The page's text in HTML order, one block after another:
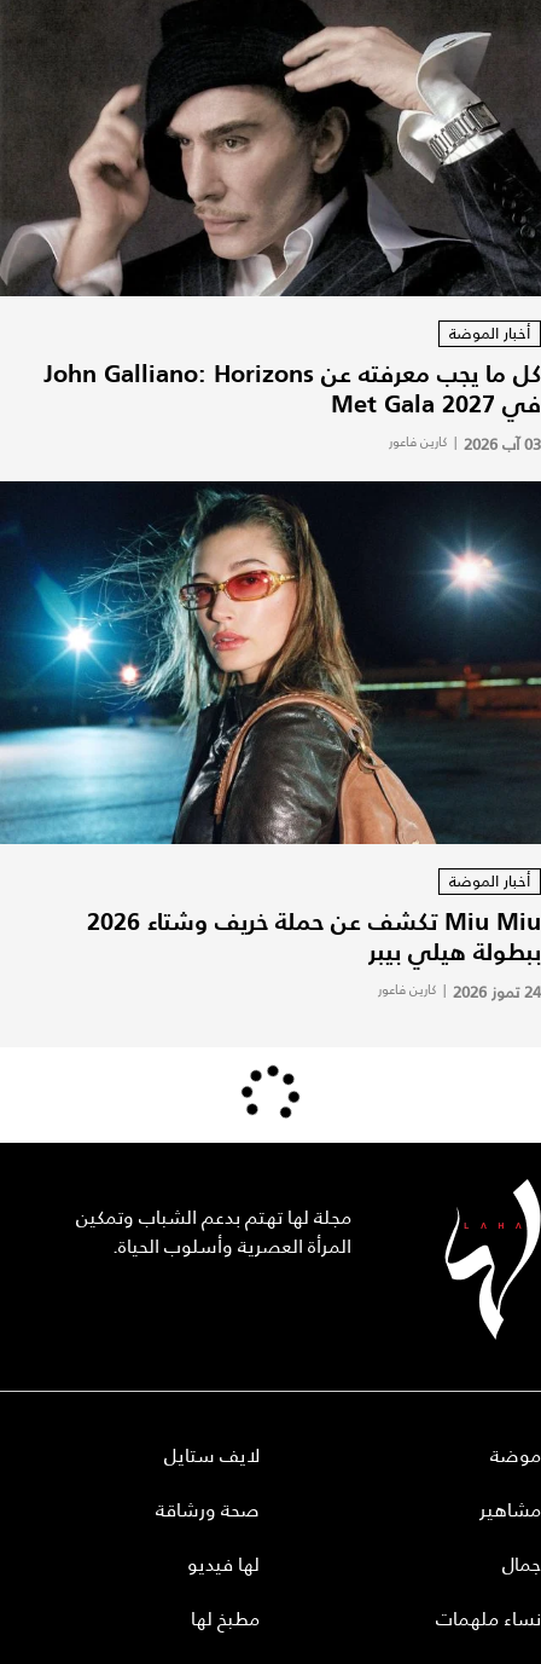
أخبار الموضة
كل ما يجب معرفته عن John Galliano: Horizons
في Met Gala 2027
03 آب 2026 | كارين فاعور
أخبار الموضة
Miu Miu تكشف عن حملة خريف وشتاء 2026
ببطولة هيلي بيبر
24 تموز 2026 | كارين فاعور
مجلة لها تهتم بدعم الشباب وتمكين
المرأة العصرية وأسلوب الحياة.
موضة
مشاهير
جمال
نساء ملهمات
لايف ستايل
صحة ورشاقة
لها فيديو
مطبخ لها